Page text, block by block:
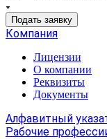
Подать заявку
Компания
Лицензии
О компании
Реквизиты
Документы
Алфавитный
Рабочие